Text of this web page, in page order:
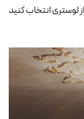
انتخاب کنید